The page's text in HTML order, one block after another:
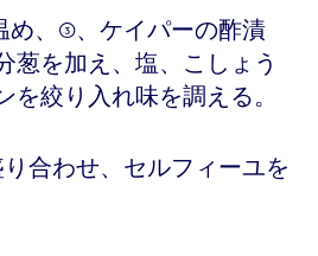
め、③、ケイパーの酢漬
葱を加え、塩、こしょう
を絞り入れ味を調える。
合わせ、セルフィーユを